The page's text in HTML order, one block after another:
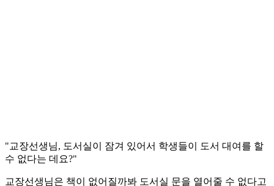
"교장선생님, 도서실이 잠겨 있어서 학생들이 도서 대여를 할
수 없다는 데요?"
교장선생님은 책이 없어질까봐 도서실 문을 열어줄 수 없다고